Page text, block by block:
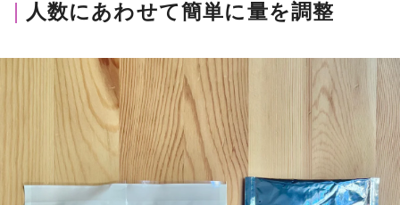
人数にあわせて簡単に量を調整